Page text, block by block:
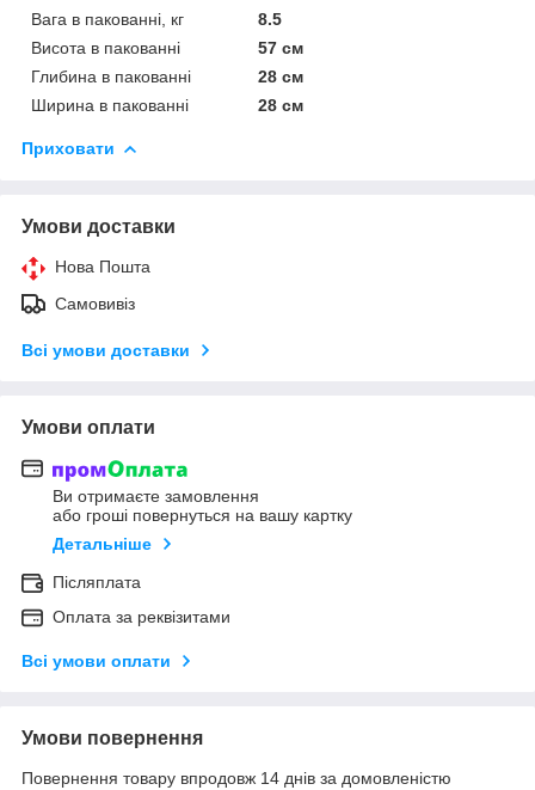
Вага в пакованні, кг
8.5
Висота в пакованні
57 см
Глибина в пакованні
28 см
Ширина в пакованні
28 см
Приховати
Умови доставки
Нова Пошта
Самовивіз
Всі умови доставки
Умови оплати
Ви отримаєте замовлення
або гроші повернуться на вашу картку
Детальніше
Післяплата
Оплата за реквізитами
Всі умови оплати
Умови повернення
Повернення товару впродовж 14 днів за домовленістю